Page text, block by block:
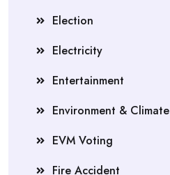
Election
Electricity
Entertainment
Environment & Climate
EVM Voting
Fire Accident